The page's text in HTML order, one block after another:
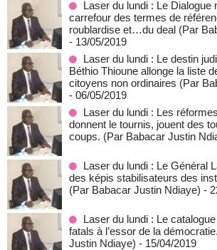
Laser du lundi : Le Dialogue
carrefour des termes de
roublardise et…du deal (Par
- 13/05/2019
Laser du lundi : Le destin
Béthio Thioune allonge la liste
citoyens non ordinaires (Par
- 06/05/2019
Laser du lundi : Les
donnent le tournis, jouent des
coups. (Par Babacar Justin
Laser du lundi : Le Général
des képis stabilisateurs des
(Par Babacar Justin Ndiaye) -
Laser du lundi : Le
fatals à l’essor de la
Justin Ndiaye) - 15/04/2019